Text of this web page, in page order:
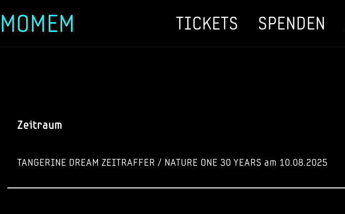
Zum
MOMEM TICKETS SPENDEN
Zeitraum
TANGERINE DREAM ZEITRAFFER / NATURE ONE 30 YEARS am 10.08.2025